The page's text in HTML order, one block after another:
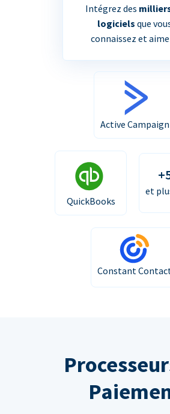
Intégrez des
logiciels que
connaissez et
Active Campaign
QuickBooks
et
Constant